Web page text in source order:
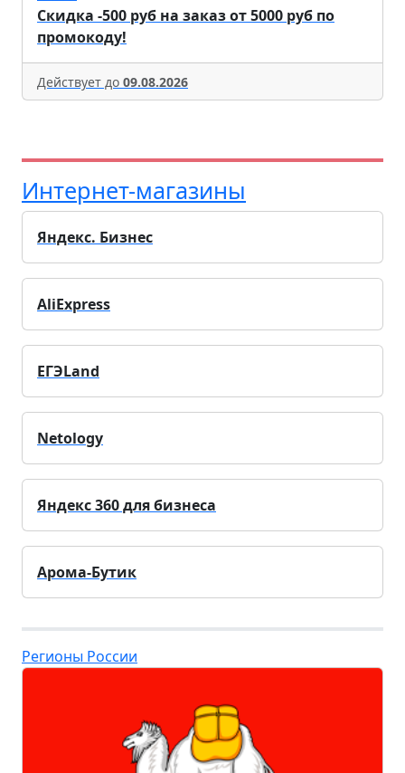
Скидка -500 руб на заказ от 5000 руб по
промокоду!
Действует до 09.08.2026
Интернет-магазины
Яндекс. Бизнес
AliExpress
ЕГЭLand
Netology
Яндекс 360 для бизнеса
Арома-Бутик
Регионы России